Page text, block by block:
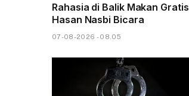
Rahasia di Balik Makan Gratis
Hasan Nasbi Bicara
07-08-2026 - 08.05